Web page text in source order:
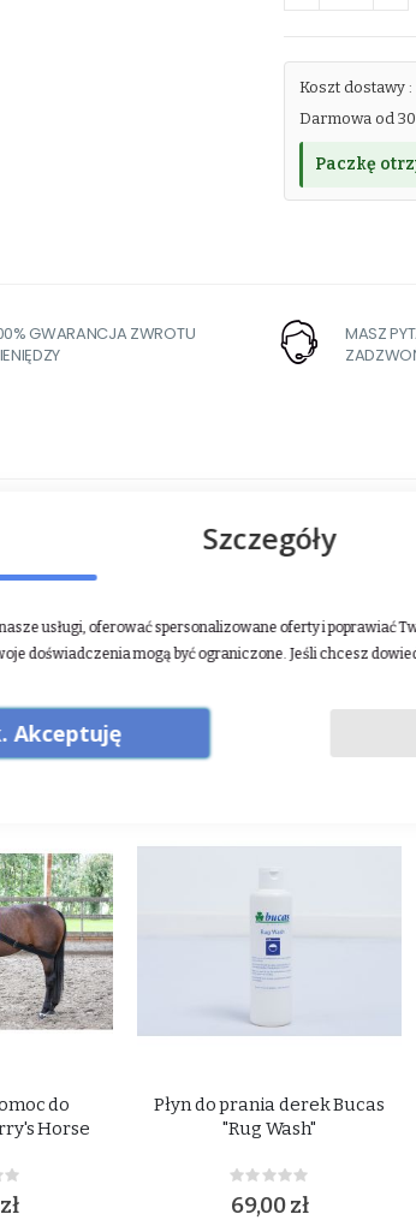
Koszt dostawy :
Darmowa od
Paczkę
GWARANCJA ZWROTU
MASZ
tel: +358 3 410 89732, e-mail:hello@finntack.com
3115860 Hollola Finlandia, tel: +358 3 410 89732, e-mail:
do
Horse
Płyn do prania derek Bucas
"Rug Wash"
Rating:
0%
69,00 zł
Szczegóły
usługi, oferować spersonalizowane oferty i poprawiać
doświadczenia mogą być ograniczone. Jeśli chcesz
Akceptuję